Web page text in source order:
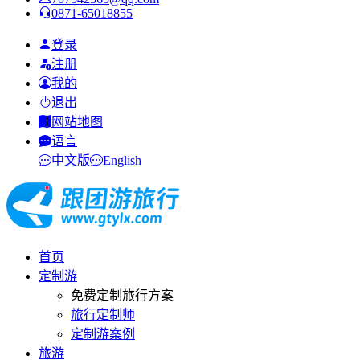
0871-65018855
登录
注册
我的
退出
网站地图
语言
中文版
English
首页
定制游
免费定制旅行方案
旅行定制师
定制游案例
旅游